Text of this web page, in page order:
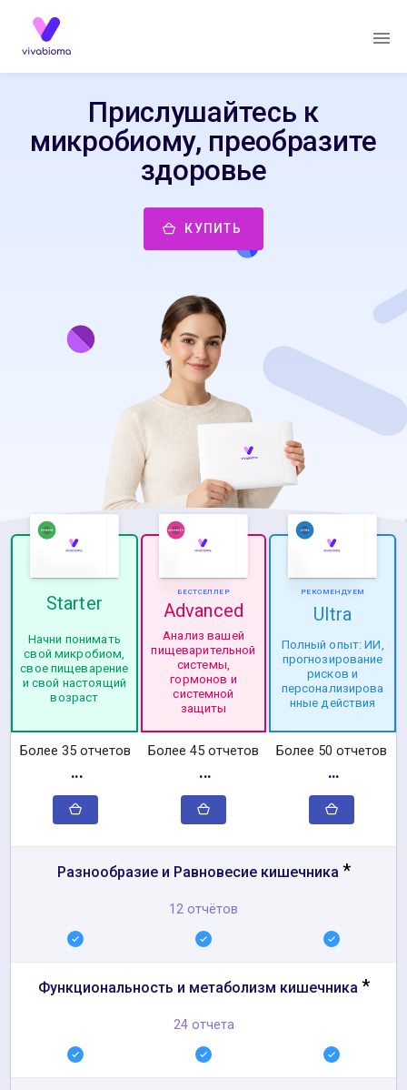
Прислушайтесь к
микробиому, преобразите
здоровье
КУПИТЬ
Starter
Начни понимать
свой микробиом,
свое пищеварение
и свой настоящий
возраст
БЕСТСЕЛЛЕР
Advanced
Анализ вашей
пищеварительной
системы,
гормонов и
системной
защиты
РЕКОМЕНДУЕМ
Ultra
Полный опыт: ИИ,
прогнозирование
рисков и
персонализирова
нные действия
Более 35 отчетов
···
Более 45 отчетов
···
Более 50 отчетов
···
Разнообразие и Равновесие кишечника *
12 отчётов
Функциональность и метаболизм кишечника *
24 отчета